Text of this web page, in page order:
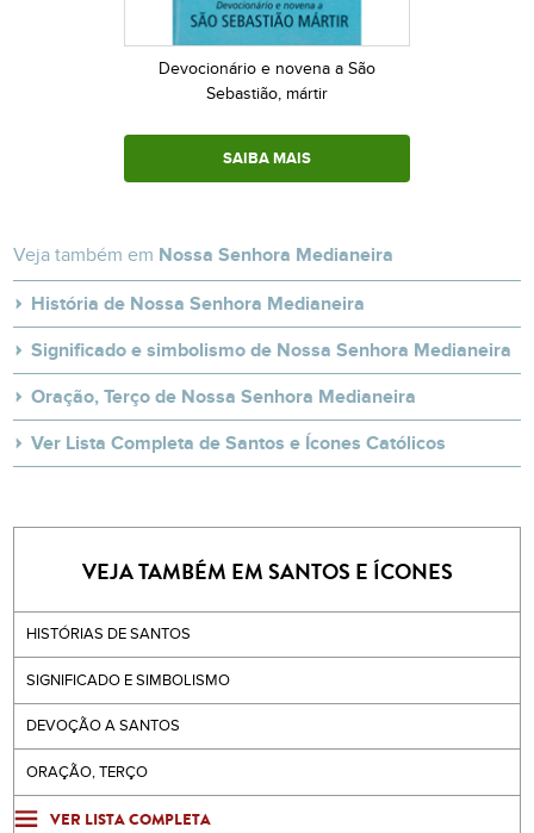
Devocionário e novena a São
Sebastião, mártir
SAIBA MAIS
Veja também em Nossa Senhora Medianeira
História de Nossa Senhora Medianeira
Significado e simbolismo de Nossa Senhora Medianeira
Oração, Terço de Nossa Senhora Medianeira
Ver Lista Completa de Santos e Ícones Católicos
VEJA TAMBÉM EM SANTOS E ÍCONES
HISTÓRIAS DE SANTOS
SIGNIFICADO E SIMBOLISMO
DEVOÇÃO A SANTOS
ORAÇÃO, TERÇO
VER LISTA COMPLETA